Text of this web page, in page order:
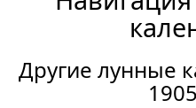
Другие лунные